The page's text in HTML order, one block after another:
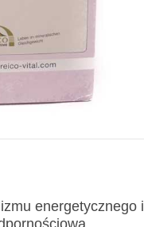
energetycznego i